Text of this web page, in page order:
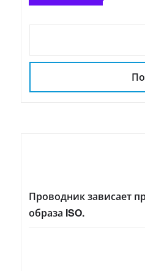
Проводник зависает
образа ISO.